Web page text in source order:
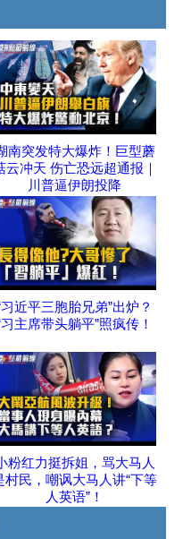
南突发特大爆炸！巨型蘑
云冲天 伤亡恐远超通报｜
川普逼伊朗投降
习近平三胞胎兄弟”出炉？
习主席带头躺平”照疯传！
粉红力挺拆姐，骂大马人
村民，嘲讽大马人讲“下等
人英语”！